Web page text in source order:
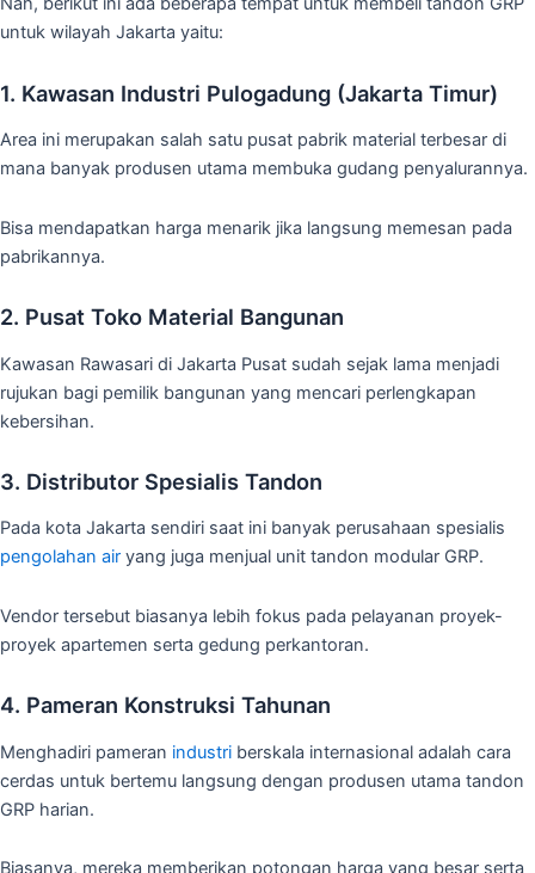
untuk wilayah Jakarta yaitu:
1. Kawasan Industri Pulogadung (Jakarta Timur)
Area ini merupakan salah satu pusat pabrik material terbesar di
mana banyak produsen utama membuka gudang penyalurannya.
Bisa mendapatkan harga menarik jika langsung memesan pada
pabrikannya.
2. Pusat Toko Material Bangunan
Kawasan Rawasari di Jakarta Pusat sudah sejak lama menjadi
rujukan bagi pemilik bangunan yang mencari perlengkapan
kebersihan.
3. Distributor Spesialis Tandon
Pada kota Jakarta sendiri saat ini banyak perusahaan spesialis
pengolahan air yang juga menjual unit tandon modular GRP.
Vendor tersebut biasanya lebih fokus pada pelayanan proyek-
proyek apartemen serta gedung perkantoran.
4. Pameran Konstruksi Tahunan
Menghadiri pameran industri berskala internasional adalah cara
cerdas untuk bertemu langsung dengan produsen utama tandon
GRP harian.
Biasanya, mereka memberikan potongan harga yang besar serta